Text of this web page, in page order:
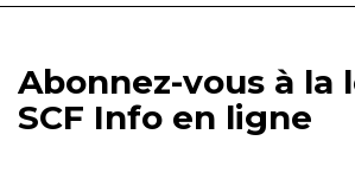
Abonnez-vous à la
SCF Info en ligne